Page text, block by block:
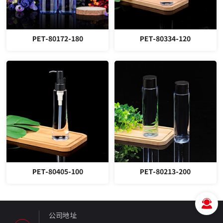
PET-80172-180 PET-80334-120
PET-80405-100 PET-80213-200
公司地址